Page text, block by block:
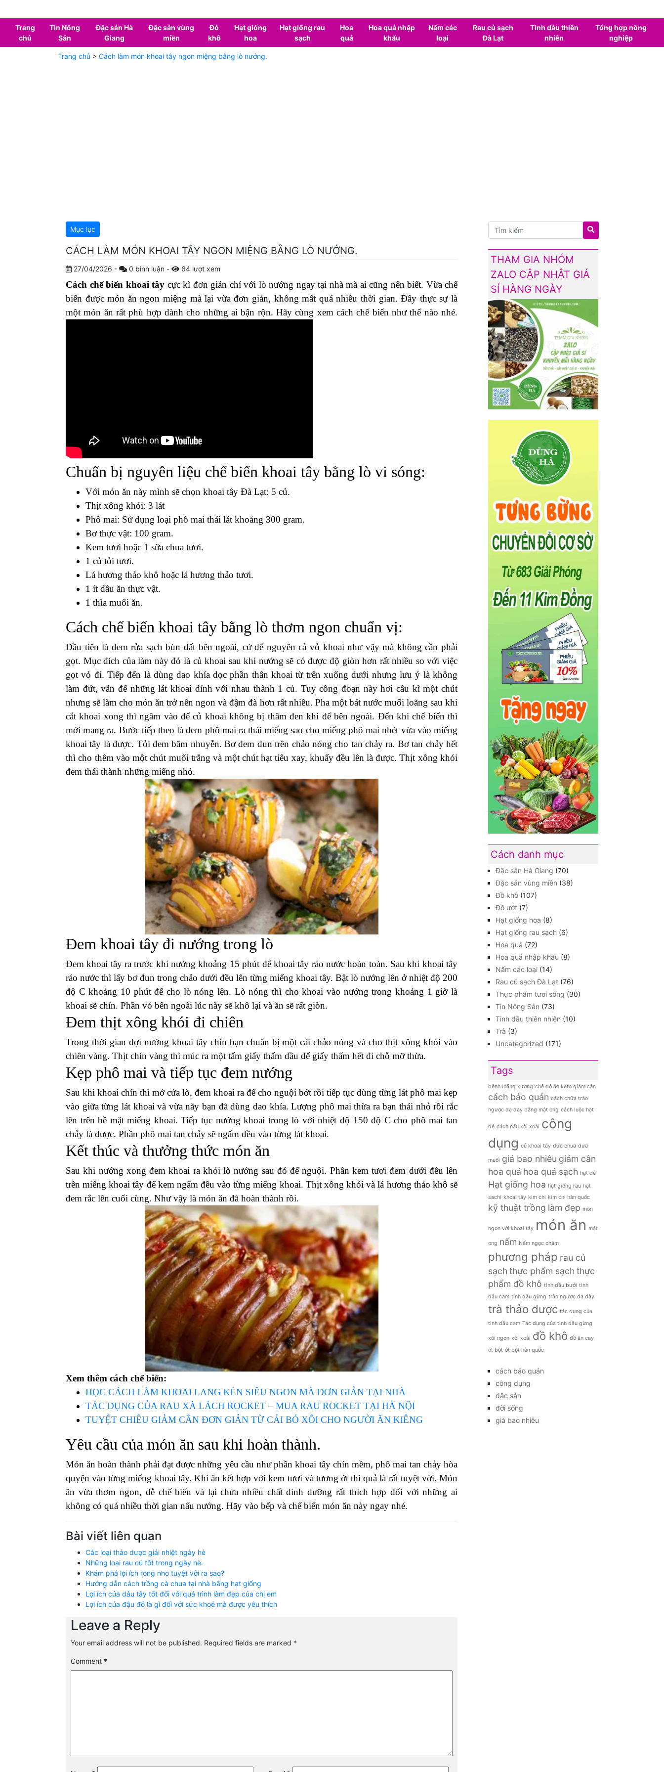
Trang
chủ
Tin Nông
Sản
Đặc sản Hà
Giang
Đặc sản vùng
miền
Đồ
khô
Hạt giống
hoa
Hạt giống rau
sạch
Hoa
quả
Hoa quả nhập
khẩu
Nấm các
loại
Rau củ sạch
Đà Lạt
Tinh dầu thiên
nhiên
Tổng hợp nông
nghiệp
Trang chủ > Cách làm món khoai tây ngon miệng bằng lò nướng.
Mục lục
CÁCH LÀM MÓN KHOAI TÂY NGON MIỆNG BẰNG LÒ NƯỚNG.
27/04/2026 - 0 bình luận - 64 lượt xem
Cách chế biến khoai tây cực kì đơn giản chỉ với lò nướng ngay tại nhà mà ai cũng nên biết. Vừa chế
biến được món ăn ngon miệng mà lại vừa đơn giản, không mất quá nhiều thời gian. Đây thực sự là
một món ăn rất phù hợp dành cho những ai bận rộn. Hãy cùng xem cách chế biến như thế nào nhé.
Chuẩn bị nguyên liệu chế biến khoai tây bằng lò vi sóng:
Với món ăn này mình sẽ chọn khoai tây Đà Lạt: 5 củ.
Thịt xông khói: 3 lát
Phô mai: Sử dụng loại phô mai thái lát khoảng 300 gram.
Bơ thực vật: 100 gram.
Kem tươi hoặc 1 sữa chua tươi.
1 củ tỏi tươi.
Lá hương thảo khô hoặc lá hương thảo tươi.
1 ít dầu ăn thực vật.
1 thìa muối ăn.
Cách chế biến khoai tây bằng lò thơm ngon chuẩn vị:
Đầu tiên là đem rửa sạch bùn đất bên ngoài, cứ để nguyên cả vỏ khoai như vậy mà không cần phải
gọt. Mục đích của làm này đó là củ khoai sau khi nướng sẽ có được độ giòn hơn rất nhiều so với việc
gọt vỏ đi. Tiếp đến là dùng dao khía dọc phần thân khoai từ trên xuống dưới nhưng lưu ý là không
làm đứt, vẫn để những lát khoai dính với nhau thành 1 củ. Tuy công đoạn này hơi cầu kì một chút
nhưng sẽ làm cho món ăn trở nên ngon và đậm đà hơn rất nhiều. Pha một bát nước muối loãng sau khi
cắt khoai xong thì ngâm vào để củ khoai không bị thâm đen khi để bên ngoài. Đến khi chế biến thì
mới mang ra. Bước tiếp theo là đem phô mai ra thái miếng sao cho miếng phô mai nhét vừa vào miếng
khoai tây là được. Tỏi đem băm nhuyễn. Bơ đem đun trên chảo nóng cho tan chảy ra. Bơ tan chảy hết
thì cho thêm vào một chút muối trắng và một chút hạt tiêu xay, khuấy đều lên là được. Thịt xông khói
đem thái thành những miếng nhỏ.
Đem khoai tây đi nướng trong lò
Đem khoai tây ra trước khi nướng khoảng 15 phút để khoai tây ráo nước hoàn toàn. Sau khi khoai tây
ráo nước thì lấy bơ đun trong chảo dưới đều lên từng miếng khoai tây. Bật lò nướng lên ở nhiệt độ 200
độ C khoảng 10 phút để cho lò nóng lên. Lò nóng thì cho khoai vào nướng trong khoảng 1 giờ là
khoai sẽ chín. Phần vỏ bên ngoài lúc này sẽ khô lại và ăn sẽ rất giòn.
Đem thịt xông khói đi chiên
Trong thời gian đợi nướng khoai tây chín bạn chuẩn bị một cái chảo nóng và cho thịt xông khói vào
chiên vàng. Thịt chín vàng thì múc ra một tấm giấy thấm dầu để giấy thấm hết đi chỗ mỡ thừa.
Kẹp phô mai và tiếp tục đem nướng
Sau khi khoai chín thì mở cửa lò, đem khoai ra để cho nguội bớt rồi tiếp tục dùng từng lát phô mai kẹp
vào giữa từng lát khoai và vừa nãy bạn đã dùng dao khía. Lượng phô mai thừa ra bạn thái nhỏ rồi rắc
lên trên bề mặt miếng khoai. Tiếp tục nướng khoai trong lò với nhiệt độ 150 độ C cho phô mai tan
chảy là được. Phần phô mai tan chảy sẽ ngấm đều vào từng lát khoai.
Kết thúc và thưởng thức món ăn
Sau khi nướng xong đem khoai ra khỏi lò nướng sau đó để nguội. Phần kem tươi đem dưới đều lên
trên miếng khoai tây để kem ngấm đều vào từng miếng khoai. Thịt xông khói và lá hương thảo khô sẽ
đem rắc lên cuối cùng. Như vậy là món ăn đã hoàn thành rồi.
Xem thêm cách chế biến:
HỌC CÁCH LÀM KHOAI LANG KÉN SIÊU NGON MÀ ĐƠN GIẢN TẠI NHÀ
TÁC DỤNG CỦA RAU XÀ LÁCH ROCKET – MUA RAU ROCKET TẠI HÀ NỘI
TUYỆT CHIÊU GIẢM CÂN ĐƠN GIẢN TỪ CẢI BÓ XÔI CHO NGƯỜI ĂN KIÊNG
Yêu cầu của món ăn sau khi hoàn thành.
Món ăn hoàn thành phải đạt được những yêu cầu như phần khoai tây chín mềm, phô mai tan chảy hòa
quyện vào từng miếng khoai tây. Khi ăn kết hợp với kem tươi và tương ớt thì quả là rất tuyệt vời. Món
ăn vừa thơm ngon, dễ chế biến và lại chứa nhiều chất dinh dưỡng rất thích hợp đối với những ai
không có quá nhiều thời gian nấu nướng. Hãy vào bếp và chế biến món ăn này ngay nhé.
Bài viết liên quan
Các loại thảo dược giải nhiệt ngày hè
Những loại rau củ tốt trong ngày hè.
Khám phá lợi ích rong nho tuyệt vời ra sao?
Hướng dẫn cách trồng cà chua tại nhà bằng hạt giống
Lợi ích của dâu tây tốt đối với quá trình làm đẹp của chị em
Lợi ích của đậu đỏ là gì đối với sức khoẻ mà được yêu thích
Leave a Reply
Your email address will not be published. Required fields are marked *
Comment *
THAM GIA NHÓM
ZALO CẬP NHẬT GIÁ
SỈ HÀNG NGÀY
Cách danh mục
Đặc sản Hà Giang (70)
Đặc sản vùng miền (38)
Đồ khô (107)
Đồ ướt (7)
Hạt giống hoa (8)
Hạt giống rau sạch (6)
Hoa quả (72)
Hoa quả nhập khẩu (8)
Nấm các loại (14)
Rau củ sạch Đà Lạt (76)
Thực phẩm tươi sống (30)
Tin Nông Sản (73)
Tinh dầu thiên nhiên (10)
Trà (3)
Uncategorized (171)
Tags
bệnh loãng xương chế độ ăn keto giảm cân
cách bảo quản cách chữa trào
ngược dạ dày bằng mật ong cách luộc hạt
dẻ cách nấu xôi xoài công
dụng củ khoai tây dưa chua dưa
muối giá bao nhiêu giảm cân
hoa quả hoa quả sạch hạt dẻ
Hạt giống hoa hạt giống rau hạt
sachi khoai tây kim chi kim chi hàn quốc
kỹ thuật trồng làm đẹp món
ngon với khoai tây món ăn mật
ong nấm Nấm ngọc châm
phương pháp rau củ
sạch thực phẩm sạch thực
phẩm đồ khô tinh dầu bưởi tinh
dầu cam tinh dầu gừng trào ngược dạ dày
trà thảo dược tác dụng của
tinh dầu cam Tác dụng của tinh dầu gừng
xôi ngon xôi xoài đồ khô đồ ăn cay
ớt bột ớt bột hàn quốc
cách bảo quản
công dụng
đặc sản
đời sống
giá bao nhiêu